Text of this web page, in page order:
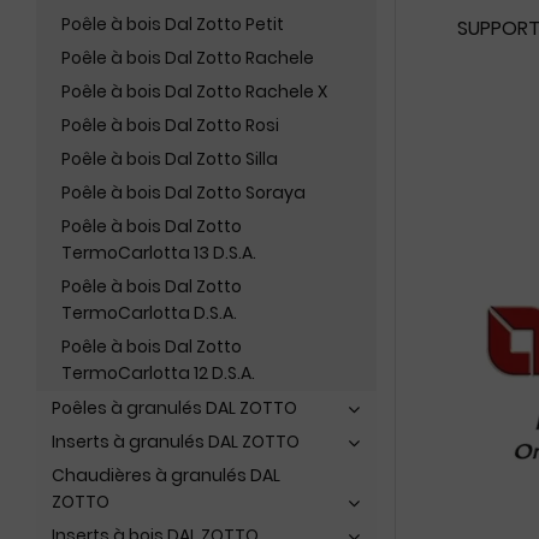
Poêle à bois Dal Zotto Petit
Poêle à bois Dal Zotto Rachele
Poêle à bois Dal Zotto Rachele X
Poêle à bois Dal Zotto Rosi
Poêle à bois Dal Zotto Silla
Poêle à bois Dal Zotto Soraya
Poêle à bois Dal Zotto
TermoCarlotta 13 D.S.A.
Poêle à bois Dal Zotto
TermoCarlotta D.S.A.
Poêle à bois Dal Zotto
TermoCarlotta 12 D.S.A.
Poêles à granulés DAL ZOTTO
Inserts à granulés DAL ZOTTO
Chaudières à granulés DAL
ZOTTO